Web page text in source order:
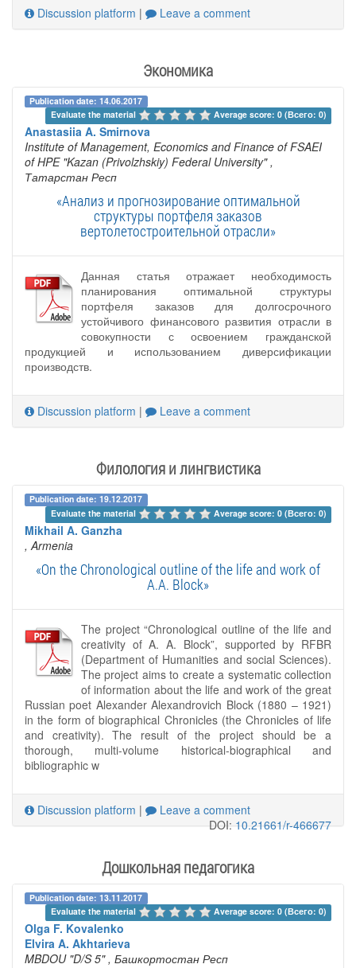
Discussion platform | Leave a comment
Экономика
Publication date: 14.06.2017
Evaluate the material
Average score: 0 (Всего: 0)
Anastasiia A. Smirnova
Institute of Management, Economics and Finance of FSAEI
of HPE "Kazan (Privolzhskiy) Federal University" ,
Татарстан Респ
«Анализ и прогнозирование оптимальной
структуры портфеля заказов
вертолетостроительной отрасли»
Данная статья отражает необходимость
планирования оптимальной структуры
портфеля заказов для долгосрочного
устойчивого финансового развития отрасли в
совокупности с освоением гражданской
продукцией и использованием диверсификации
производств.
Discussion platform | Leave a comment
Филология и лингвистика
Publication date: 19.12.2017
Evaluate the material
Average score: 0 (Всего: 0)
Mikhail A. Ganzha
, Armenia
«On the Chronological outline of the life and work of
A.A. Block»
The project “Chronological outline of the life and
creativity of A. A. Block”, supported by RFBR
(Department of Humanities and social Sciences).
The project aims to create a systematic collection
of information about the life and work of the great
Russian poet Alexander Alexandrovich Block (1880 – 1921)
in the form of biographical Chronicles (the Chronicles of life
and creativity). The result of the project should be a
thorough, multi-volume historical-biographical and
bibliographic w
Discussion platform |
Leave a comment
DOI:10.21661/r-466677
Дошкольная педагогика
Publication date: 13.11.2017
Evaluate the material
Average score: 0 (Всего: 0)
Olga F. Kovalenko
Elvira A. Akhtarieva
MBDOU "D/S 5" , Башкортостан Респ